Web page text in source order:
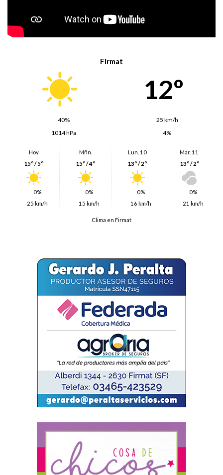
Firmat
12º
40%
25 km/h
1014 hPa
4%
Hoy
15º / 5º
0%
25 km/h
Mñn.
15º / 4º
0%
15 km/h
Lun. 10
13º / 2º
0%
16 km/h
Mar. 11
13º / 2º
0%
21 km/h
Clima en Firmat